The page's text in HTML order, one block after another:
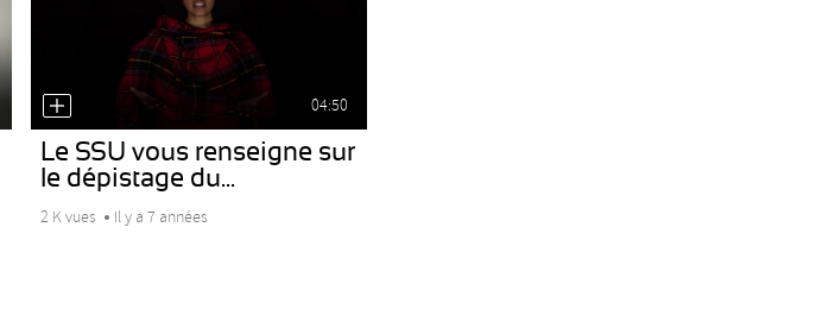
04:50
Le SSU vous renseigne sur
le dépistage du...
2 K vues Il y a 7 années